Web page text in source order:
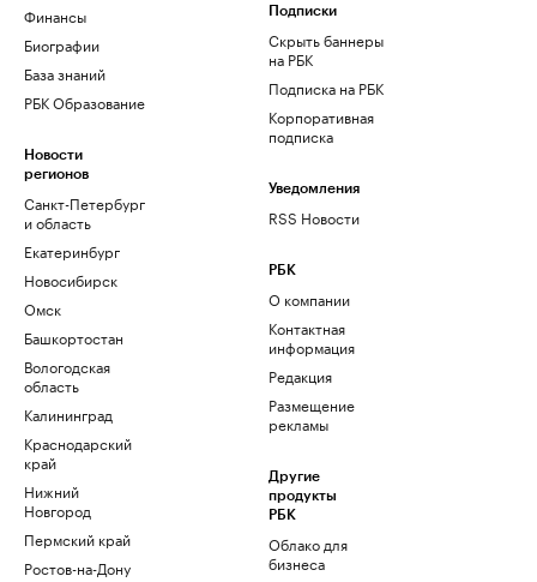
Финансы
Биографии
База знаний
РБК Образование
Новости
регионов
Санкт-Петербург
и область
Екатеринбург
Новосибирск
Омск
Башкортостан
Вологодская
область
Калининград
Краснодарский
край
Нижний
Новгород
Пермский край
Ростов-на-Дону
Подписки
Скрыть баннеры
на РБК
Подписка на РБК
Корпоративная
подписка
Уведомления
RSS Новости
РБК
О компании
Контактная
информация
Редакция
Размещение
рекламы
Другие
продукты
РБК
Облако для
бизнеса